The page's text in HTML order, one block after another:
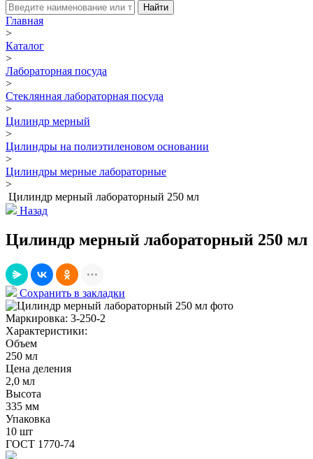
Найти
Главная
>
Каталог
>
Лабораторная посуда
>
Стеклянная лабораторная посуда
>
Цилиндр мерный
>
Цилиндры на полиэтиленовом основании
>
Цилиндры мерные лабораторные
>
Цилиндр мерный лабораторный 250 мл
Назад
Цилиндр мерный лабораторный 250 мл
Сохранить в закладки
Маркировка: 3-250-2
Характеристики:
Объем
250 мл
Цена деления
2,0 мл
Высота
335 мм
Упаковка
10 шт
ГОСТ 1770-74